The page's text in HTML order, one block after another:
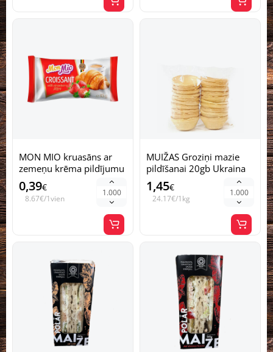
MON MIO kruasāns ar
zemeņu krēma pildījumu
Ukraina 45g (1/24)
0,39€
8.67€/1vien
MUIŽAS Groziņi mazie
pildīšanai 20gb Ukraina
60g (1/24)
1,45€
24.17€/1kg